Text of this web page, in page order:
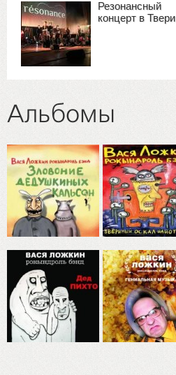
Резонансный
концерт в Твери
Альбомы